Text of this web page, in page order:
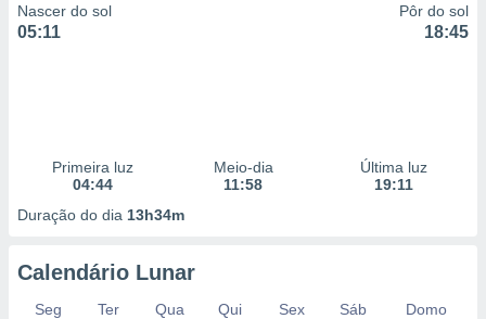
Nascer do sol
05:11
Pôr do sol
18:45
Primeira luz
04:44
Meio-dia
11:58
Última luz
19:11
Duração do dia 13h34m
Calendário Lunar
Seg Ter Qua Qui Sex Sáb
Domo